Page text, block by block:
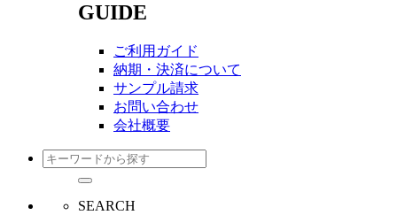
GUIDE
ご利用ガイド
納期・決済について
サンプル請求
お問い合わせ
会社概要
SEARCH